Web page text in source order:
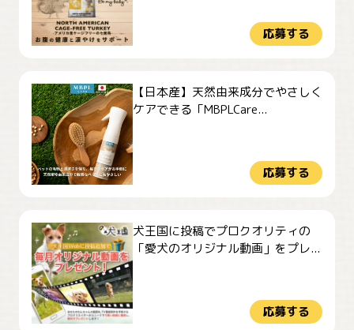
応募する
【日本産】天然由来成分でやさしく
ケアできる「MBPLCare...
応募する
犬王国に投稿でプロクオリティの
「愛犬のオリジナル動画」をプレ...
応募する